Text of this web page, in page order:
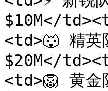
$10M</
<td>🐺 精
$20M</
<td>🦁 黄